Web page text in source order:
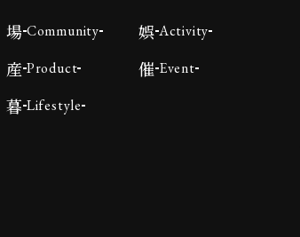
場 Community 娯 Activity
産 Product 催 Event
暮 Lifestyle